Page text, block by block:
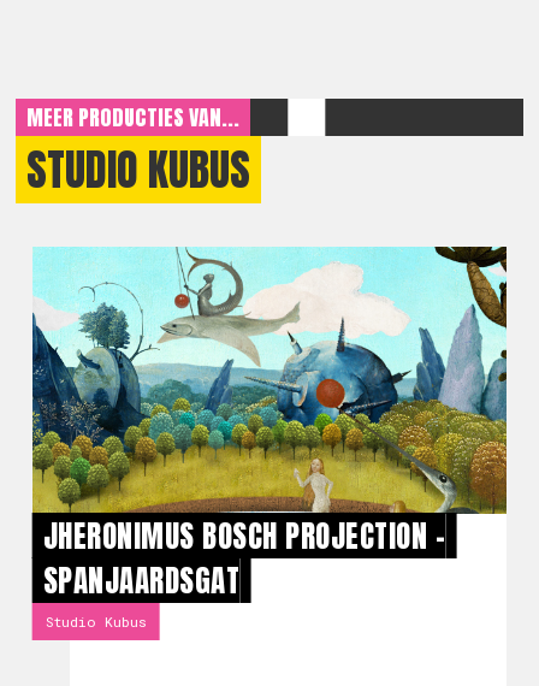
MEER PRODUCTIES VAN...
STUDIO KUBUS
JHERONIMUS BOSCH PROJECTION -
SPANJAARDSGAT
Studio Kubus